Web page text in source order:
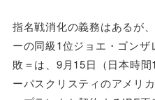
指名戦消化の義務はあるが
ーの同級1位ジョエ・ゴン
敗＝は、9月15日（日本時
ーパスクリスティのアメリ